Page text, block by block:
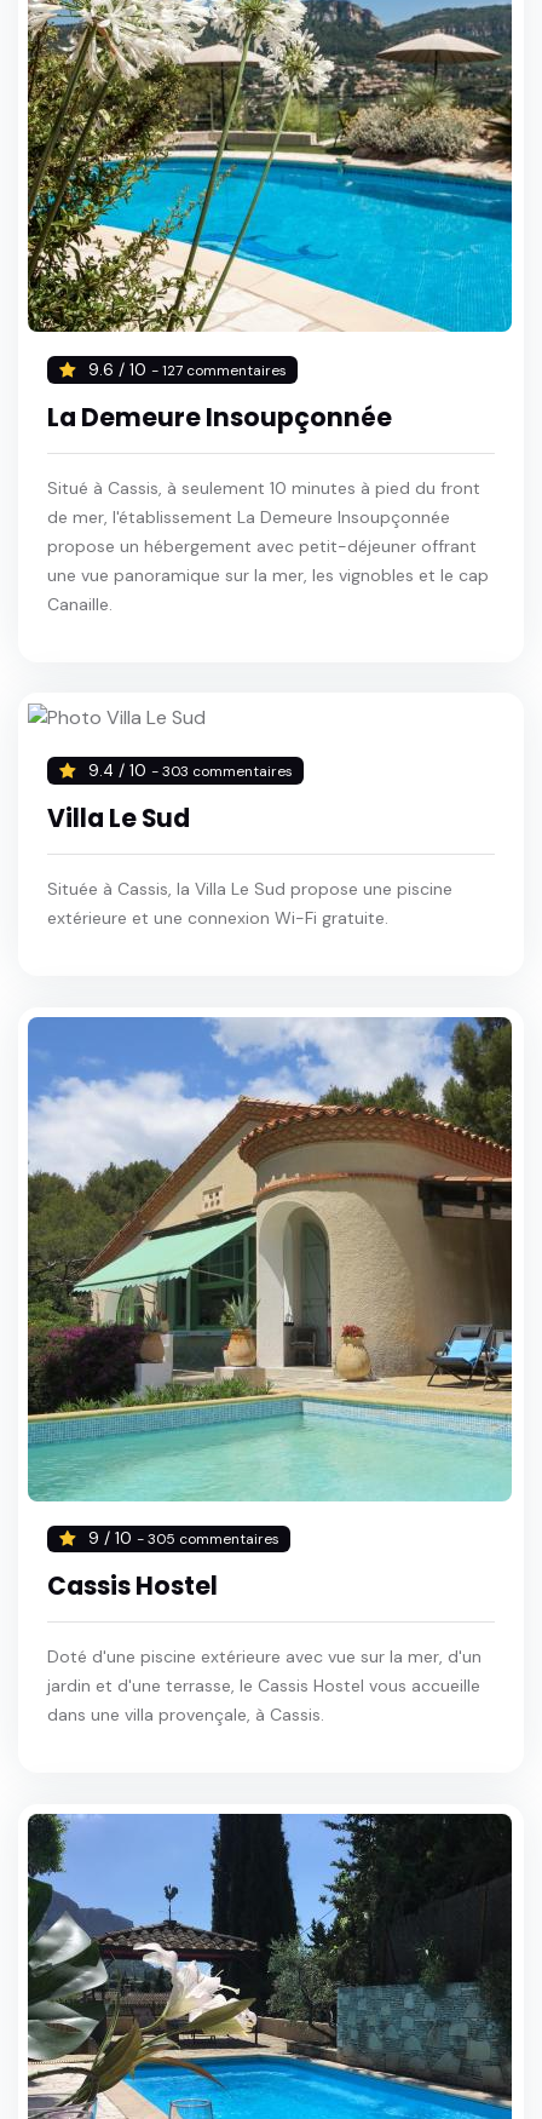
9.6 / 10 - 127 commentaires
La Demeure Insoupçonnée
Situé à Cassis, à seulement 10 minutes à pied du front
de mer, l'établissement La Demeure Insoupçonnée
propose un hébergement avec petit-déjeuner offrant
une vue panoramique sur la mer, les vignobles et le cap
Canaille.
9.4 / 10 - 303 commentaires
Villa Le Sud
Située à Cassis, la Villa Le Sud propose une piscine
extérieure et une connexion Wi-Fi gratuite.
9 / 10 - 305 commentaires
Cassis Hostel
Doté d'une piscine extérieure avec vue sur la mer, d'un
jardin et d'une terrasse, le Cassis Hostel vous accueille
dans une villa provençale, à Cassis.